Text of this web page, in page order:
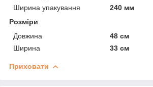
Ширина упакування
240 мм
Розміри
Довжина
48 см
Ширина
33 см
Приховати